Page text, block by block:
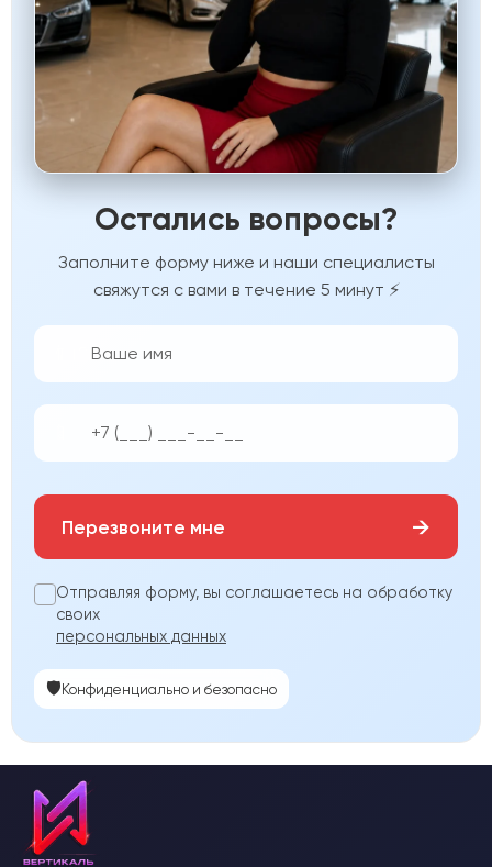
Остались вопросы?
Заполните форму ниже и наши специалисты
свяжутся с вами в течение 5 минут ⚡
Перезвоните мне →
Отправляя форму, вы соглашаетесь на обработку
своих
персональных данных
🛡️Конфиденциально и безопасно